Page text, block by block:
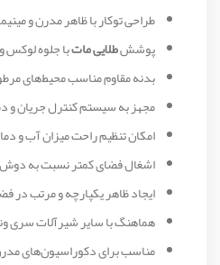
طراحی توکار با ظاهر مدرن و
پوششطلایی ماتبا جلوه
بدنه مقاوم مناسب محیط‌های
مجهز به سیستم کنترل جریان و
امکان تنظیم راحت میزان آب و
اشغال فضای کمتر نسبت به
ایجاد ظاهر یکپارچه و مرتب در
هماهنگ با سایر شیرآلات سری
مناسب برای دکوراسیون‌های